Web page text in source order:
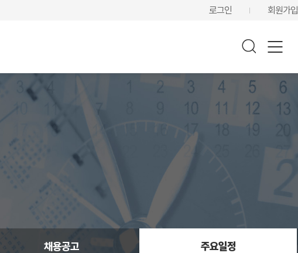
로그인 회원가입
채용공고 주요일정